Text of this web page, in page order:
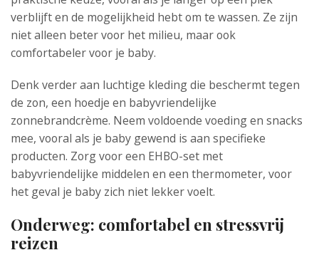
verblijft en de mogelijkheid hebt om te wassen. Ze zijn
niet alleen beter voor het milieu, maar ook
comfortabeler voor je baby.
Denk verder aan luchtige kleding die beschermt tegen
de zon, een hoedje en babyvriendelijke
zonnebrandcrème. Neem voldoende voeding en snacks
mee, vooral als je baby gewend is aan specifieke
producten. Zorg voor een EHBO-set met
babyvriendelijke middelen en een thermometer, voor
het geval je baby zich niet lekker voelt.
Onderweg: comfortabel en stressvrij
reizen